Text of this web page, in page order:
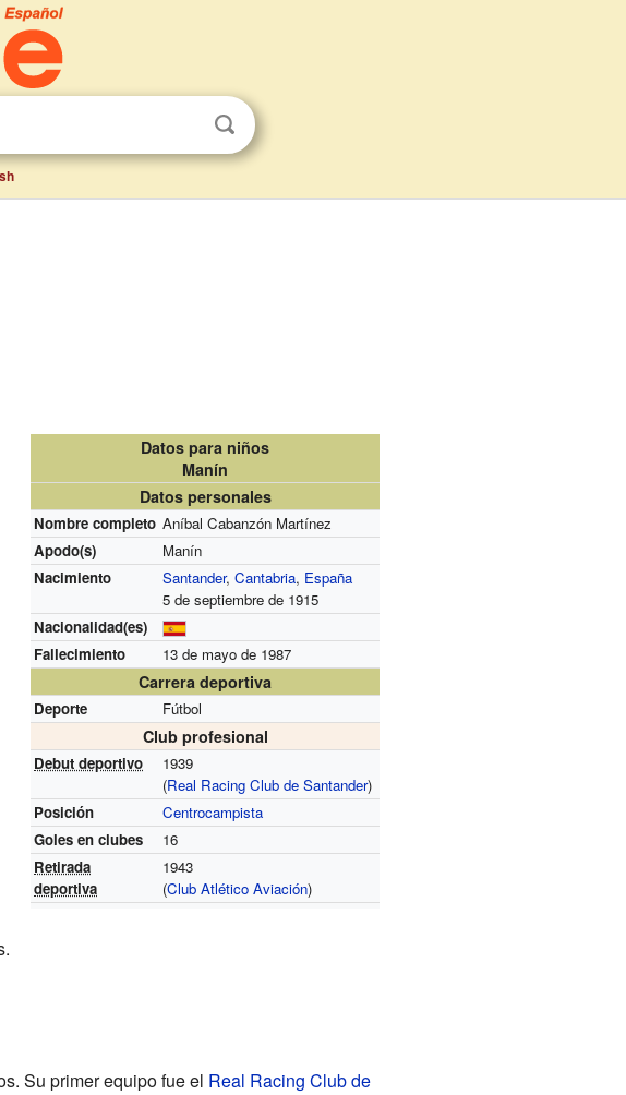
Datos para niños
Manín
Datos personales
Nombre completo Aníbal Cabanzón Martínez
Apodo(s)
Manín
Nacimiento
Santander,Cantabria, España
5 de septiembre de 1915
Nacionalidad(es)
Fallecimiento
13 de mayo de 1987
Carrera deportiva
Deporte Fútbol
Club profesional
Debut deportivo
1939
(Real Racing Club de Santander)
Posición
Centrocampista
Goles en clubes
16
Retirada
deportiva
1943
(Club Atlético Aviación)
Su primer equipo fue el Real Racing Club de